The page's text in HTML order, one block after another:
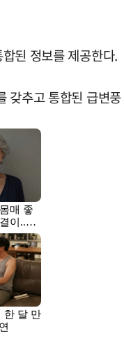
된 정보를 제공한다.
갖추고 통합된 급변